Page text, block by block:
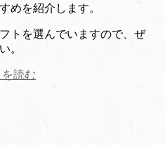
めを紹介します。
トを選んでいますので、ぜ
。
読む